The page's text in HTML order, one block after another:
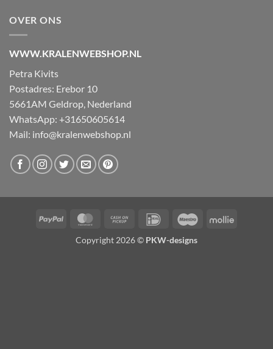
OVER ONS
WWW.KRALENWEBSHOP.NL
Petra Kivits
Postadres: Erebor 10
5661AM Geldrop, Nederland
WhatsApp: +31650605614
Mail: info@kralenwebshop.nl
PayPal MasterCardCash
Pickup
IDeal Maestro Mollie
Copyright 2026 © PKW-designs